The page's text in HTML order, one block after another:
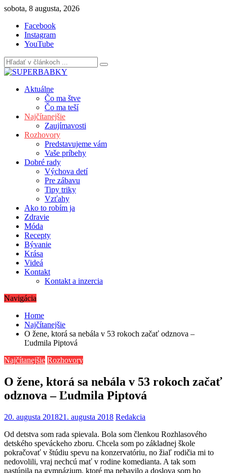
Skip
content
sobota, 8 augusta, 2026
Facebook
Instagram
YouTube
Aktuálne
Čo ma štve
Čo ma teší
Najčítanejšie
Zaujímavosti
Rozhovory
Predstavujeme vám
Vaše príbehy
Dobré rady
Výchova detí
Pre zábavu
Tipy triky
Vzťahy
Ako to robím ja
Zdravie
Móda
Recepty
Bývanie
Krása
Videá
Kontakt
Kontakt a inzercia
Navigácia
Home
Najčítanejšie
O žene, ktorá sa nebála v 53 rokoch začať odznova –
Ľudmila Piptová
Najčítanejšie Rozhovory
O žene, ktorá sa nebála v 53 rokoch začať
odznova – Ľudmila Piptová
20. augusta 201821. augusta 2018 Redakcia
Od detstva som rada spievala. Bola som členkou Rozhlasového
detského speváckeho zboru. Chcela som po základnej škole
pokračovať v štúdiu spevu na konzervatóriu, no žiaľ rodičia mi to
nedovolili, vraj nechcú mať v rodine komedianta. A tak som
nastúpila na gymnázium, ktoré ma nebavilo a doslova som ho